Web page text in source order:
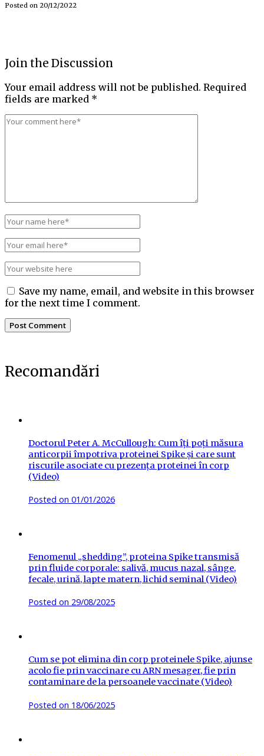
Posted on 20/12/2022
Join the Discussion
Your email address will not be published. Required
fields are marked *
Save my name, email, and website in this browser
for the next time I comment.
Recomandări
Doctorul Peter A. McCullough: Cum îți poți măsura
anticorpii împotriva proteinei Spike și care sunt
riscurile asociate cu prezența proteinei în corp
(Video)
Posted on 01/01/2026
Fenomenul „shedding”, proteina Spike transmisă
prin fluide corporale: salivă, mucus nazal, sânge,
fecale, urină, lapte matern, lichid seminal (Video)
Posted on 29/08/2025
Cum se pot elimina din corp proteinele Spike, ajunse
acolo fie prin vaccinare cu ARN mesager, fie prin
contaminare de la persoanele vaccinate (Video)
Posted on 18/06/2025